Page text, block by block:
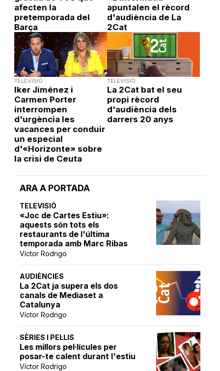
ARA A PORTADA
TELEVISIÓ
«Joc de Cartes Estiu»:
aquests són tots els
restaurants de l'última
temporada amb Marc Ribas
Víctor Rodrigo
AUDIÈNCIES
La 2Cat ja supera els dos
canals de Mediaset a
Catalunya
Víctor Rodrigo
SÈRIES I PEL·LIS
Les millors pel·lícules per
posar-te calent durant l'estiu
Víctor Rodrigo
afecten la
pretemporada del
Barça
apuntalen el rècord
d'audiència de La
2Cat
TELEVISIÓ
Iker Jiménez i
Carmen Porter
interrompen
d'urgència les
vacances per conduir
un especial
d'«Horizonte» sobre
la crisi de Ceuta
TELEVISIÓ
La 2Cat bat el seu
propi rècord
d'audiència dels
darrers 20 anys